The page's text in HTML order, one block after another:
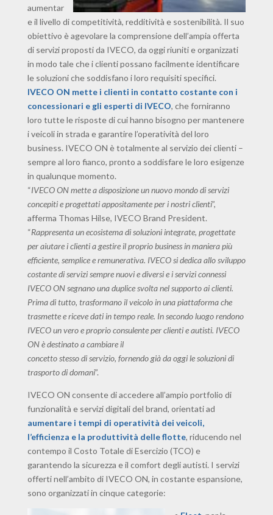
aumentar
e il livello di competitività, redditività e sostenibilità. Il suo
obiettivo è agevolare la comprensione dell’ampia offerta
di servizi proposti da IVECO, da oggi riuniti e organizzati
in modo tale che i clienti possano facilmente identificare
le soluzioni che soddisfano i loro requisiti specifici.
IVECO ON mette i clienti in contatto costante con i
concessionari e gli esperti di IVECO, che forniranno
loro tutte le risposte di cui hanno bisogno per mantenere
i veicoli in strada e garantire l’operatività del loro
business. IVECO ON è totalmente al servizio dei clienti –
sempre al loro fianco, pronto a soddisfare le loro esigenze
in qualunque momento.
“IVECO ON mette a disposizione un nuovo mondo di servizi
concepiti e progettati appositamente per i nostri clienti”,
afferma Thomas Hilse, IVECO Brand President.
“Rappresenta un ecosistema di soluzioni integrate, progettate
per aiutare i clienti a gestire il proprio business in maniera più
efficiente, semplice e remunerativa. IVECO si dedica allo sviluppo
costante di servizi sempre nuovi e diversi e i servizi connessi
IVECO ON segnano una duplice svolta nel supporto ai clienti.
Prima di tutto, trasformano il veicolo in una piattaforma che
trasmette e riceve dati in tempo reale. In secondo luogo rendono
IVECO un vero e proprio consulente per clienti e autisti. IVECO
ON è destinato a cambiare il
concetto stesso di servizio, fornendo già da oggi le soluzioni di
trasporto di domani”.
IVECO ON consente di accedere all’ampio portfolio di
funzionalità e servizi digitali del brand, orientati ad
aumentare i tempi di operatività dei veicoli,
l’efficienza e la produttività delle flotte, riducendo nel
contempo il Costo Totale di Esercizio (TCO) e
garantendo la sicurezza e il comfort degli autisti. I servizi
offerti nell’ambito di IVECO ON, in costante espansione,
sono organizzati in cinque categorie: